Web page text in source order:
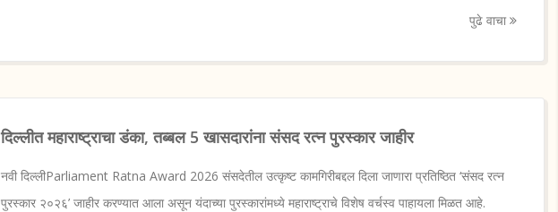
पुढे वाचा
दिल्लीत महाराष्ट्राचा डंका, तब्बल 5 खासदारांना संसद रत्न पुरस्कार जाहीर
नवी दिल्लीParliament Ratna Award 2026 संसदेतील उत्कृष्ट कामगिरीबद्दल दिला जाणारा प्रतिष्ठित ‘संसद रत्न
पुरस्कार २०२६’ जाहीर करण्यात आला असून यंदाच्या पुरस्कारांमध्ये महाराष्ट्राचे विशेष वर्चस्व पाहायला मिळत आहे.